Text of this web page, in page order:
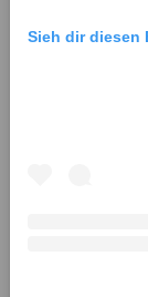
Sieh dir diesen